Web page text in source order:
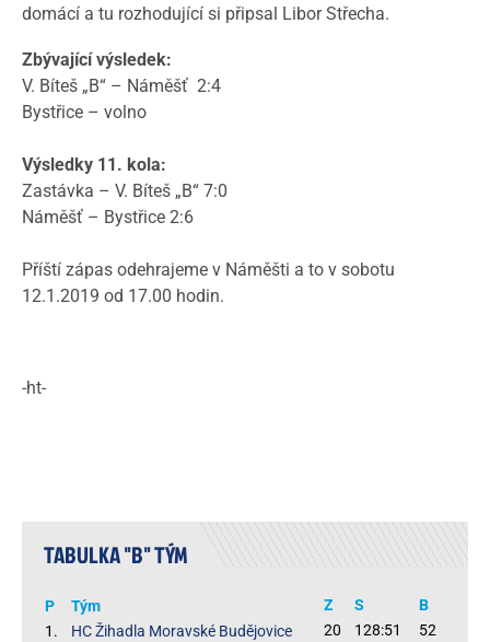
domácí a tu rozhodující si připsal Libor Střecha.
Zbývající výsledek:
V. Bíteš „B“ – Náměšť 2:4
Bystřice – volno
Výsledky 11. kola:
Zastávka – V. Bíteš „B“ 7:0
Náměšť – Bystřice 2:6
Příští zápas odehrajeme v Náměšti a to v sobotu
12.1.2019 od 17.00 hodin.
-ht-
TABULKA "B" TÝM
P Tým Z S
B
1.
HC Žihadla Moravské Budějovice 20 128:51
52